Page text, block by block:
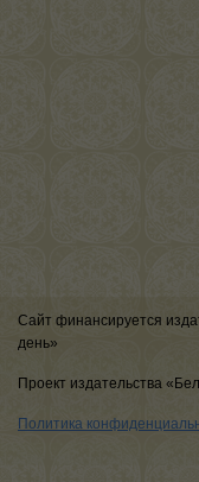
Сайт финансируется
день»
Проект издательства
Политика